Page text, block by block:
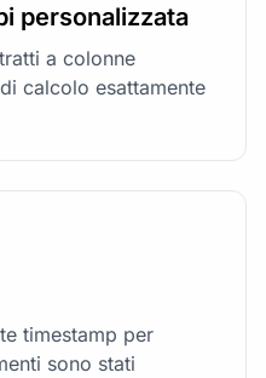
personalizzata
a colonne
calcolo esattamente
timestamp per
sono stati